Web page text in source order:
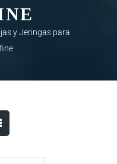
y Jeringas para